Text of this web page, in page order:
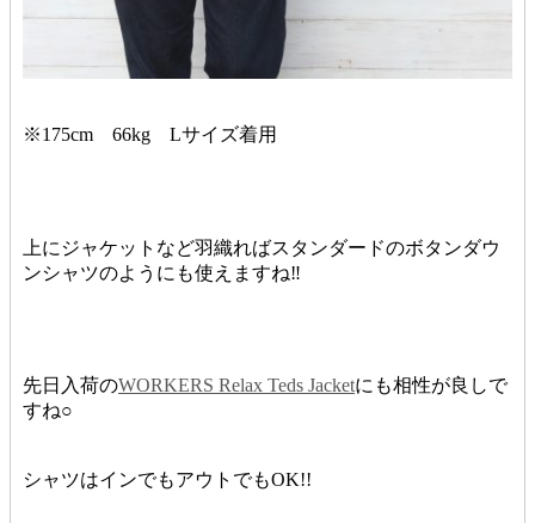
※175cm 66kg Lサイズ着用
上にジャケットなど羽織ればスタンダードのボタンダウ
ンシャツのようにも使えますね‼︎
先日入荷のWORKERS Relax Teds Jacketにも相性が良しで
すね○
シャツはインでもアウトでもOK!!